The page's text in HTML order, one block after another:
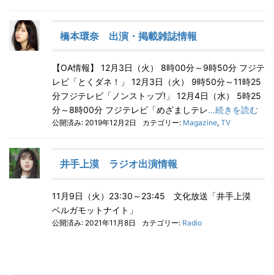
橋本環奈 出演・掲載雑誌情報
【OA情報】 12月3日（火） 8時00分～9時50分 フジテ
レビ「とくダネ！」 12月3日（火） 9時50分～11時25
分フジテレビ「ノンストップ!」 12月4日（水） 5時25
分～8時00分 フジテレビ「めざましテレ…続きを読む
公開済み: 2019年12月2日 カテゴリー: Magazine, TV
井手上漠 ラジオ出演情報
11月9日（火）23:30～23:45 文化放送「井手上漠
ベルガモットナイト」
公開済み: 2021年11月8日 カテゴリー: Radio